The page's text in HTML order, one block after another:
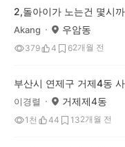
2,돌아이가 노는건 몇시
Akang 우암동
379 4 62개월 전
부산시 연제구 거제4동
이경렬 거제제4동
1천 44 132개월 전